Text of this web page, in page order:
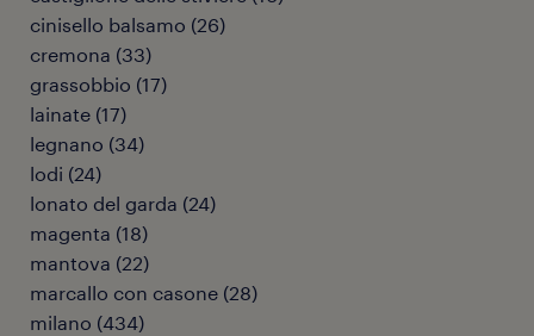
cinisello balsamo (26)
cremona (33)
grassobbio (17)
lainate (17)
legnano (34)
lodi (24)
lonato del garda (24)
magenta (18)
mantova (22)
marcallo con casone (28)
milano (434)